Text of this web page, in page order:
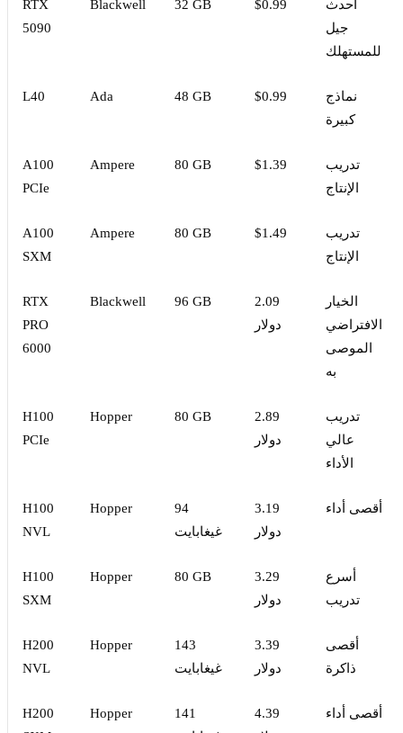
RTX
5090
Blackwell 32 GB $0.99
أحدث
جيل
للمستهلك
L40 Ada 48 GB $0.99
نماذج
كبيرة
A100
PCIe
Ampere 80 GB $1.39
تدريب
الإنتاج
A100
SXM
Ampere 80 GB $1.49
تدريب
الإنتاج
RTX
PRO
6000
Blackwell 96 GB
2.09
دولار
الخيار
الافتراضي
الموصى
به
H100
PCIe
Hopper 80 GB
2.89
دولار
تدريب
عالي
الأداء
H100
NVL
Hopper
94
غيغابايت
3.19
دولار
أقصى أداء
H100
SXM
Hopper 80 GB
3.29
دولار
أسرع
تدريب
H200
NVL
Hopper
143
غيغابايت
3.39
دولار
أقصى
ذاكرة
H200
Hopper
141
4.39
أقصى أداء